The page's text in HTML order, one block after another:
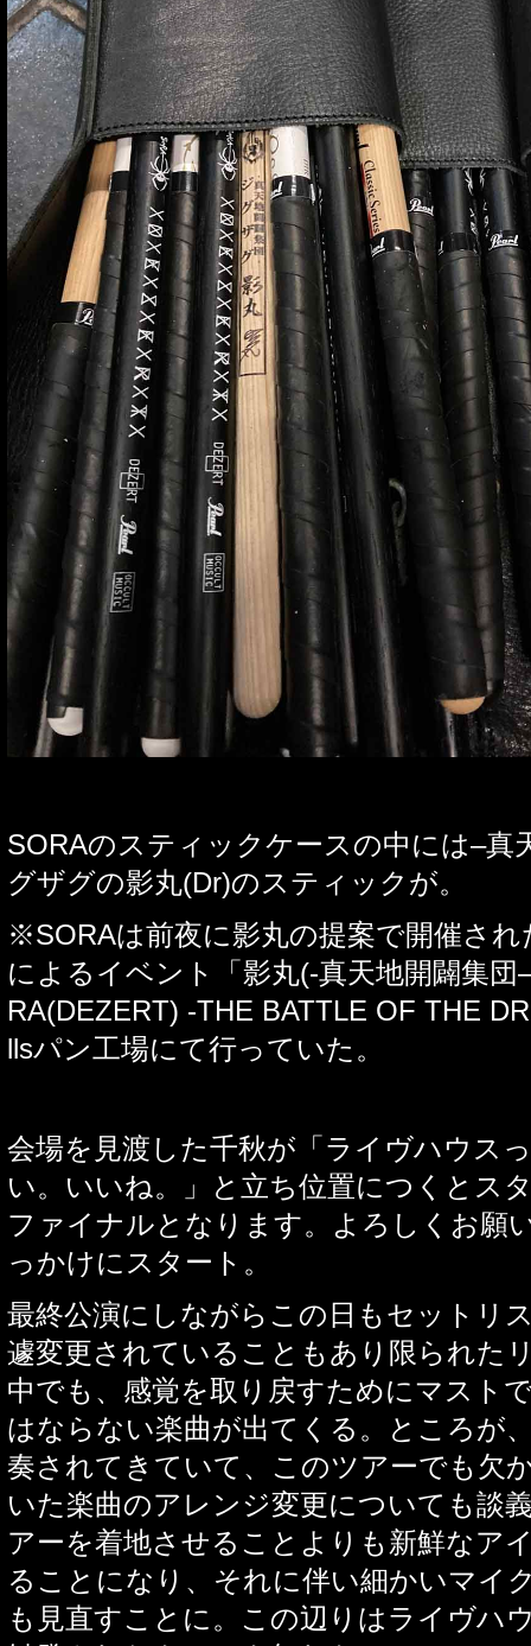
SORAのスティックケースの中には–真
グザグの影丸(Dr)のスティックが。
※SORAは前夜に影丸の提案で開催さ
によるイベント「影丸(-真天地開闢集団
RA(DEZERT) -THE BATTLE OF THE
llsパン工場にて行っていた。
会場を見渡した千秋が「ライヴハウス
い。いいね。」と立ち位置につくとス
ファイナルとなります。よろしくお願
っかけにスタート。
最終公演にしながらこの日もセットリ
遽変更されていることもあり限られた
中でも、感覚を取り戻すためにマスト
はならない楽曲が出てくる。ところが
奏されてきていて、このツアーでも欠
いた楽曲のアレンジ変更についても談
アーを着地させることよりも新鮮なア
ることになり、それに伴い細かいマイ
も見直すことに。この辺りはライヴハ